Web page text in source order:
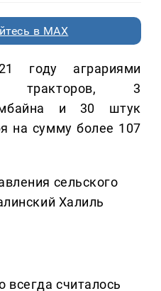
в MAX
году аграриями
тракторов, 3
и 30 штук
на сумму более 107
сельского
Халиль
всегда считалось